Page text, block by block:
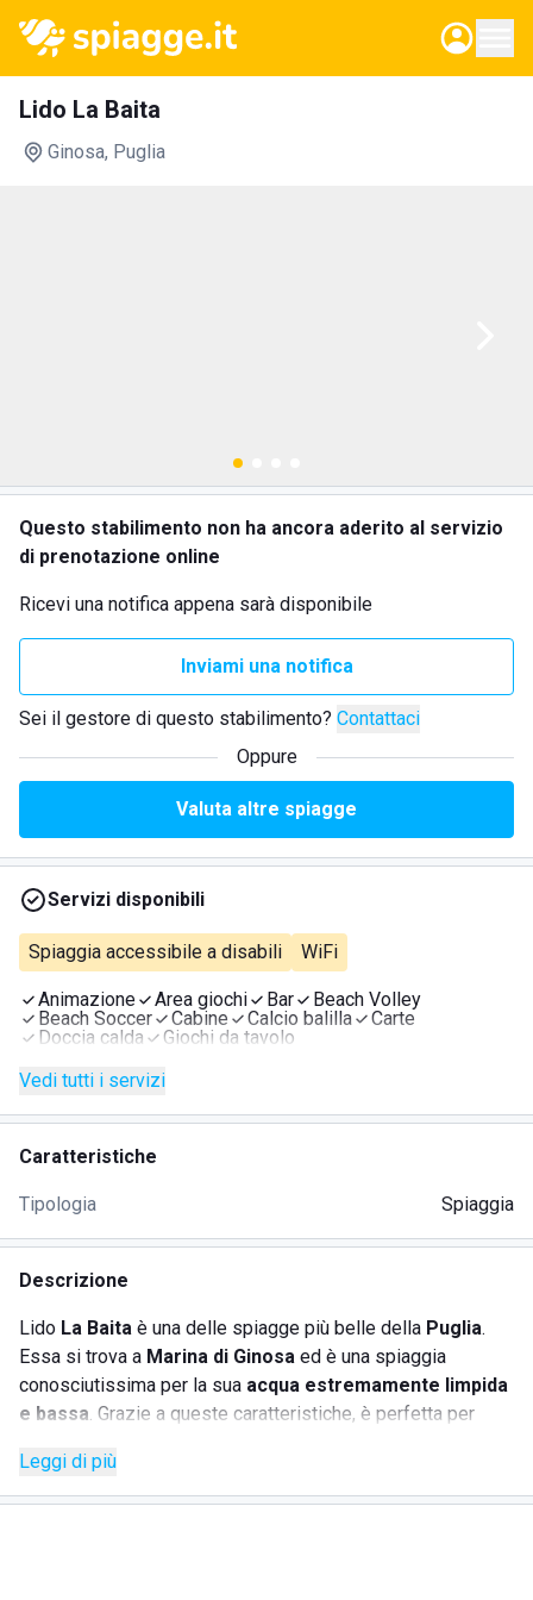
Lido La Baita
Ginosa, Puglia
Questo stabilimento non ha ancora aderito al servizio
di prenotazione online
Ricevi una notifica appena sarà disponibile
Inviami una notifica
Sei il gestore di questo stabilimento? Contattaci
Oppure
Valuta altre spiagge
Servizi disponibili
Spiaggia accessibile a disabili WiFi
Animazione Area giochi Bar
Beach Volley
Beach Soccer
Cabine Calcio balilla
Carte
Doccia calda
Giochi da tavolo
Vedi tutti i servizi
Caratteristiche
Tipologia Spiaggia
Descrizione
Lido La Baita è una delle spiagge più belle della Puglia.
Essa si trova a Marina di Ginosa ed è una spiaggia
conosciutissima per la sua acqua estremamente limpida
e bassa. Grazie a queste caratteristiche, è perfetta per
in totale tranquillità.
Qui possono nuotare tutti coloro che lo desiderano, senza
Leggi di più